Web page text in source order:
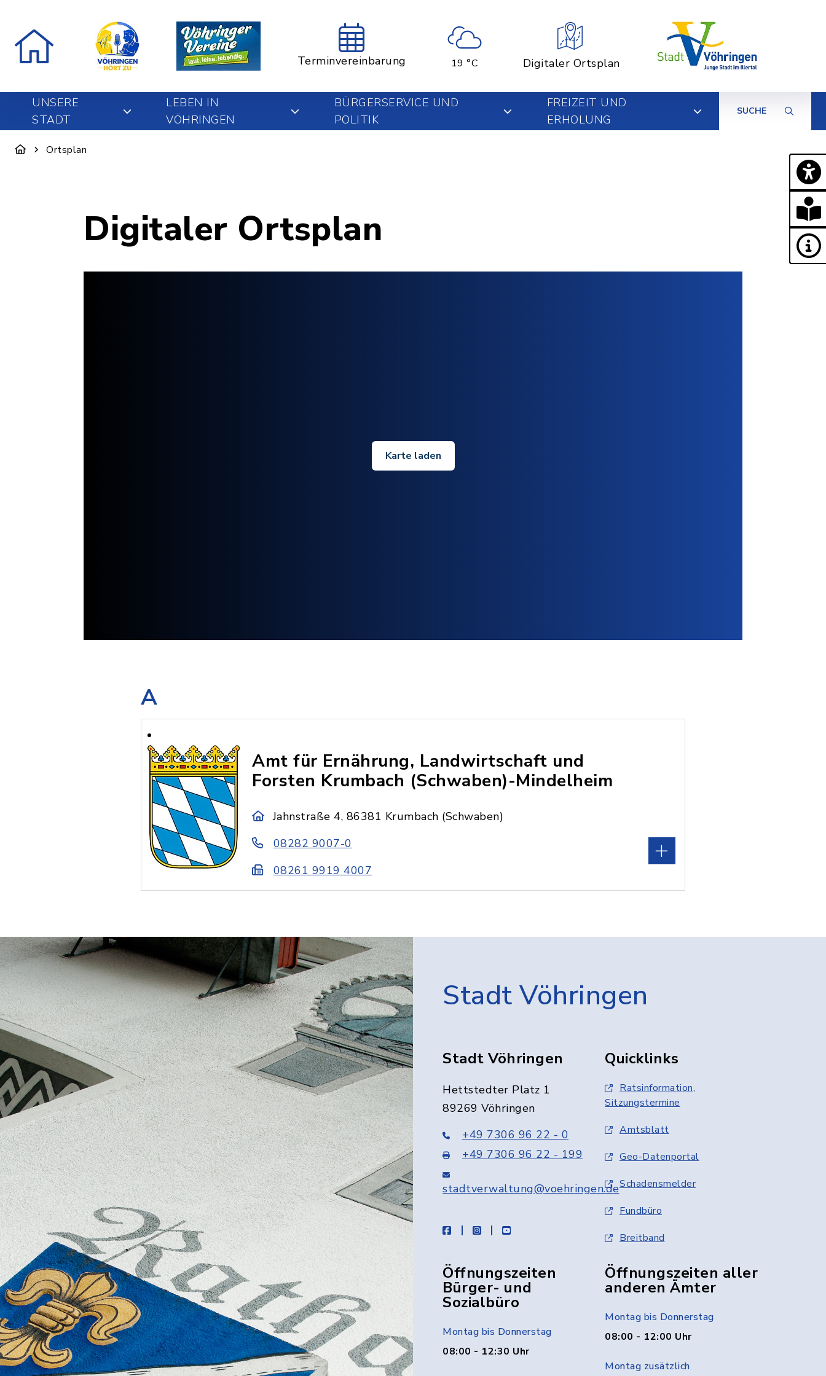
Terminvereinbarung 19 °C Digitaler Ortsplan
UNSERE
STADT
LEBEN IN
VÖHRINGEN
BÜRGERSERVICE UND
POLITIK
FREIZEIT UND
ERHOLUNG
SUCHE
Ortsplan
Digitaler Ortsplan
Karte laden
A
Amt für Ernährung, Landwirtschaft und
Forsten Krumbach (Schwaben)-Mindelheim
Jahnstraße 4, 86381 Krumbach (Schwaben)
08282 9007-0
08261 9919 4007
Stadt Vöhringen
Stadt Vöhringen
Hettstedter Platz 1
89269 Vöhringen
+49 7306 96 22 - 0
+49 7306 96 22 - 199
stadtverwaltung@voehringen.de
facebookinstagramyoutube
Quicklinks
Ratsinformation,
Sitzungstermine
Amtsblatt
Geo-Datenportal
Schadensmelder
Fundbüro
Breitband
Öffnungszeiten
Bürger- und
Sozialbüro
Montag bis Donnerstag
08:00 - 12:30 Uhr
Öffnungszeiten aller
anderen Ämter
Montag bis Donnerstag
08:00 - 12:00 Uhr
Montag zusätzlich